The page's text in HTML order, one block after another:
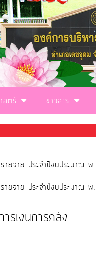
สตร์ ข่าวสาร
ณรายจ่าย ประจำปีงบประ
ณรายจ่าย ประจำปีงบประ
ารเงินการคลัง